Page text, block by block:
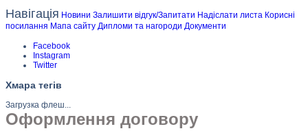
Навігація Новини Залишити відгук/Запитати Надіслати листа Корисні
посилання Мапа сайту Дипломи та нагороди Документи
Facebook
Instagram
Twitter
Хмара тегів
Загрузка флеш...
Оформлення договору